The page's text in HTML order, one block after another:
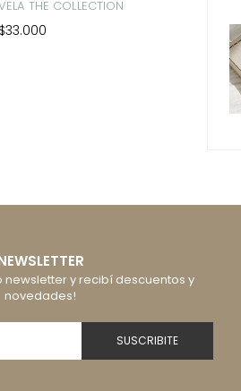
THE COLLECTION
$33.000
newsletter y recibí descuentos y
novedades!